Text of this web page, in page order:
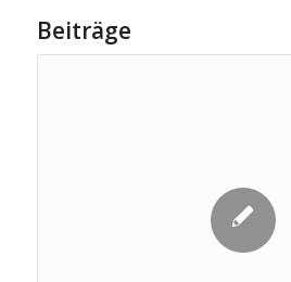
Beiträge